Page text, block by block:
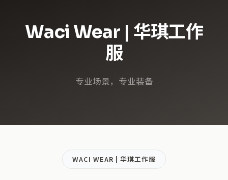
Waci Wear | 华琪工作
服
专业场景，专业装备
WACI WEAR | 华琪工作服